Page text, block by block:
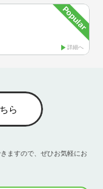
詳細へ
ら
ますので、ぜひお気軽にお